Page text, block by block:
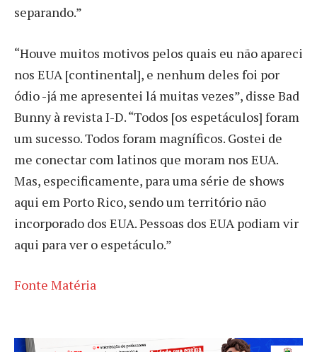
separando.”
“Houve muitos motivos pelos quais eu não apareci
nos EUA [continental], e nenhum deles foi por
ódio -já me apresentei lá muitas vezes”, disse Bad
Bunny à revista I-D. “Todos [os espetáculos] foram
um sucesso. Todos foram magníficos. Gostei de
me conectar com latinos que moram nos EUA.
Mas, especificamente, para uma série de shows
aqui em Porto Rico, sendo um território não
incorporado dos EUA. Pessoas dos EUA podiam vir
aqui para ver o espetáculo.”
Fonte Matéria